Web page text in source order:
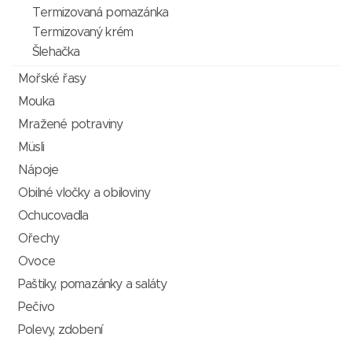
Termizovaná pomazánka
Termizovaný krém
Šlehačka
Mořské řasy
Mouka
Mražené potraviny
Müsli
Nápoje
Obilné vločky a obiloviny
Ochucovadla
Ořechy
Ovoce
Paštiky, pomazánky a saláty
Pečivo
Polevy, zdobení